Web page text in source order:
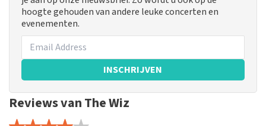
hoogte gehouden van andere leuke concerten en
evenementen.
INSCHRIJVEN
Reviews van The Wiz